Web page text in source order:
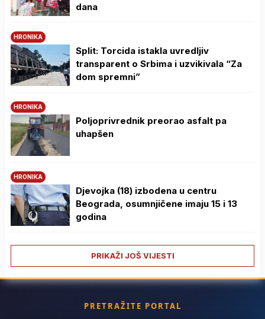
dana
HRONIKA
Split: Torcida istakla uvredljiv
transparent o Srbima i uzvikivala “Za
dom spremni”
HRONIKA
Poljoprivrednik preorao asfalt pa
uhapšen
HRONIKA
Djevojka (18) izbodena u centru
Beograda, osumnjičene imaju 15 i 13
godina
PRIKAŽI JOŠ VIJESTI
PRETRAŽITE PORTAL